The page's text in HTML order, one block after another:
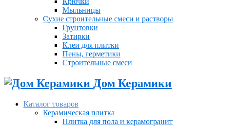
Мыльницы
Сухие строительные смеси и растворы
Грунтовки
Затирки
Клеи для плитки
Пены, герметики
Строительные смеси
Дом Керамики
Каталог товаров
Керамическая плитка
Плитка для пола и керамогранит